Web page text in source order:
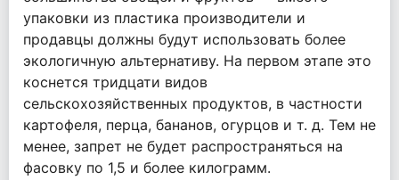
упаковки из пластика производители и
продавцы должны будут использовать более
экологичную альтернативу. На первом этапе это
коснется тридцати видов
сельскохозяйственных продуктов, в частности
картофеля, перца, бананов, огурцов и т. д. Тем не
менее, запрет не будет распространяться на
фасовку по 1,5 и более килограмм.